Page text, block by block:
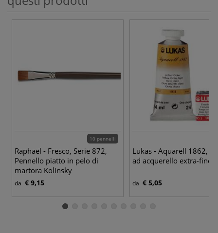
10 pennelli
Raphaël - Fresco, Serie 872,
Pennello piatto in pelo di
martora Kolinsky
da € 9,15
Lukas - Aquarell 1862,
ad acquerello extra-fine
da € 5,05